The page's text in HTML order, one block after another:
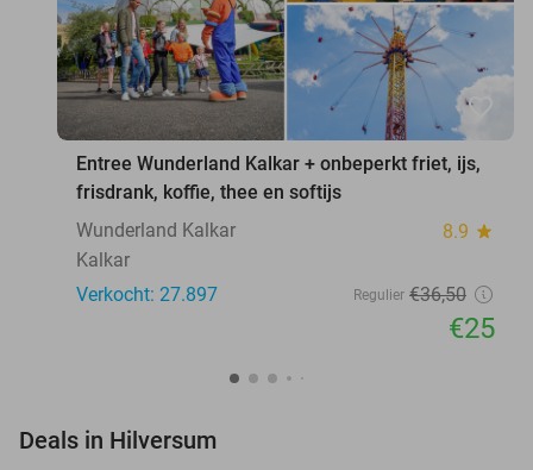
favorite_border
Entree Wunderland Kalkar + onbeperkt friet, ijs,
frisdrank, koffie, thee en softijs
Wunderland Kalkar
8.9 star
Kalkar
Verkocht: 27.897
Regulier €36,50
€25
Deals in Hilversum